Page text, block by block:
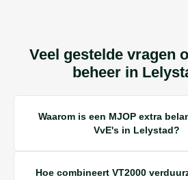
Veel gestelde vragen
beheer in
Waarom is een MJOP extra
VvE's in Lelystad?
Hoe combineert VT2000